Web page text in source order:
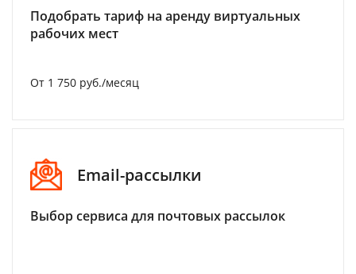
Подобрать тариф на аренду виртуальных
рабочих мест
От 1 750 руб./месяц
Email-рассылки
Выбор сервиса для почтовых рассылок